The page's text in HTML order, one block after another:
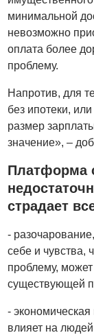
минимальной
невозможно
оплата более
проблему.
Напротив, для
без ипотеки,
размер
значение», –
Платформа
страдает
-
себе и чувства,
проблему,
существующей
-
влияет на